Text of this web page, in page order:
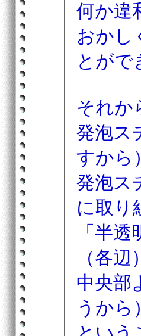
何か違
おかし
とがで
それか
発泡ス
すから
発泡ス
に取り
「半
（各
中央部
うから